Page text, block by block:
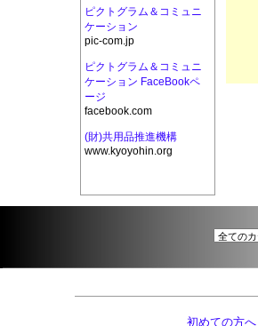
ピクトグラム＆コミュニ
ケーション
pic-com.jp
ピクトグラム＆コミュニ
ケーション FaceBookペ
ージ
facebook.com
(財)共用品推進機構
www.kyoyohin.org
初めての方へ